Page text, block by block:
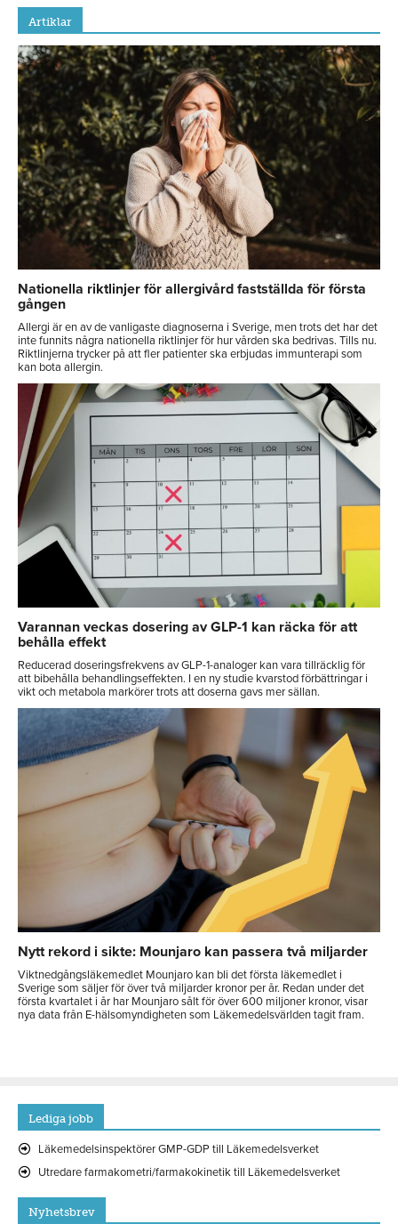
Artiklar
Nationella riktlinjer för allergivård fastställda för första
gången
Allergi är en av de vanligaste diagnoserna i Sverige, men trots det har det
inte funnits några nationella riktlinjer för hur vården ska bedrivas. Tills nu.
Riktlinjerna trycker på att fler patienter ska erbjudas immunterapi som
kan bota allergin.
Varannan veckas dosering av GLP-1 kan räcka för att
behålla effekt
Reducerad doseringsfrekvens av GLP-1-analoger kan vara tillräcklig för
att bibehålla behandlingseffekten. I en ny studie kvarstod förbättringar i
vikt och metabola markörer trots att doserna gavs mer sällan.
Nytt rekord i sikte: Mounjaro kan passera två miljarder
Viktnedgångsläkemedlet Mounjaro kan bli det första läkemedlet i
Sverige som säljer för över två miljarder kronor per år. Redan under det
första kvartalet i år har Mounjaro sålt för över 600 miljoner kronor, visar
nya data från E-hälsomyndigheten som Läkemedelsvärlden tagit fram.
Lediga jobb
Läkemedelsinspektörer GMP-GDP till Läkemedelsverket
Utredare farmakometri/farmakokinetik till Läkemedelsverket
Nyhetsbrev